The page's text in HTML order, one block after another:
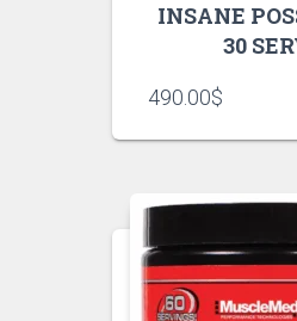
INSANE
30
490.00$